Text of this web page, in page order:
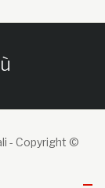
- Copyright ©